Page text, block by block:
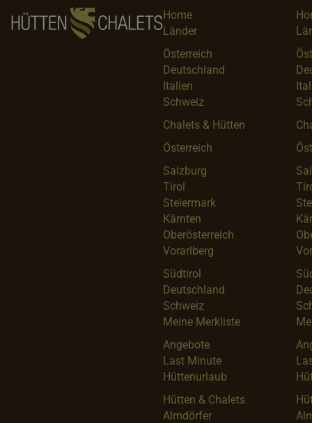
Home
Länder
Österreich
Deutschland
Italien
Schweiz
Chalets & Hütten
Österreich
Salzburg
Tirol
Steiermark
Kärnten
Oberösterreich
Vorarlberg
Südtirol
Deutschland
Schweiz
Meine Merkliste
Angebote
Last Minute
Hüttenurlaub
Hütten & Chalets
Almdörfer